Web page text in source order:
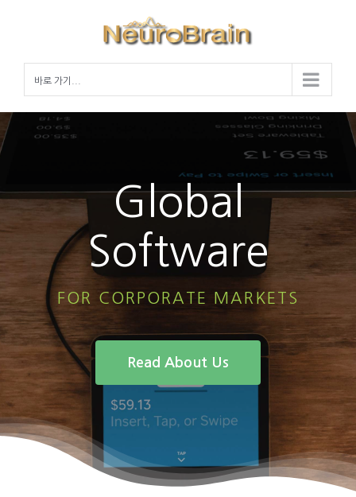
바로 가기...
Global
Software
FOR CORPORATE MARKETS
Read About Us